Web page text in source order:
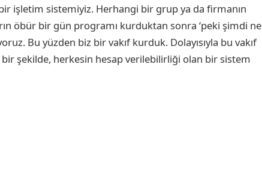
işletim sistemiyiz. Herhangi bir grup ya da firmanın
öbür bir gün programı kurduktan sonra ‘peki şimdi ne
Bu yüzden biz bir vakıf kurduk. Dolayısıyla bu vakıf
şekilde, herkesin hesap verilebilirliği olan bir sistem